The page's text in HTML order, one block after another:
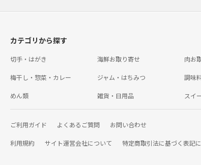
カテゴリから探す
切手・はがき 海鮮お取り寄せ 肉お
梅干し・惣菜・カレー ジャム・はちみつ 調味
めん類 雑貨・日用品 スイ
ご利用ガイド よくあるご質問 お問い合わせ
利用規約 サイト運営会社について 特定商取引法に基づく表記